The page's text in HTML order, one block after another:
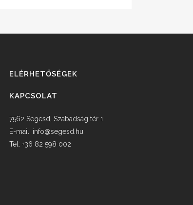
ELÉRHETŐSÉGEK
KAPCSOLAT
7562 Segesd, Szabadság tér 1.
E-mail: info@segesd.hu
Tel: +36 82 598 002